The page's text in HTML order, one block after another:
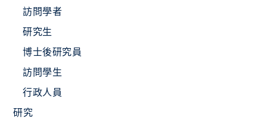
訪問學者
研究生
博士後研究員
訪問學生
行政人員
研究